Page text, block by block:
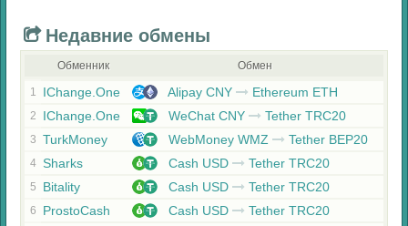
Недавние обмены
Обменник Обмен
1 IChange.One Alipay CNY Ethereum ETH
2 IChange.One WeChat CNY Tether TRC20
3 TurkMoney WebMoney WMZ Tether BEP20
4 Sharks Cash USD Tether TRC20
5 Bitality Cash USD Tether TRC20
6 ProstoCash Cash USD Tether TRC20